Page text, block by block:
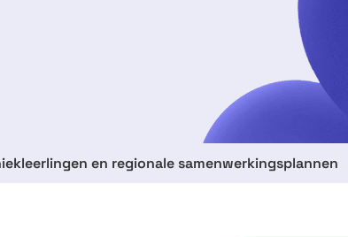
en regionale samenwerkingsplannen